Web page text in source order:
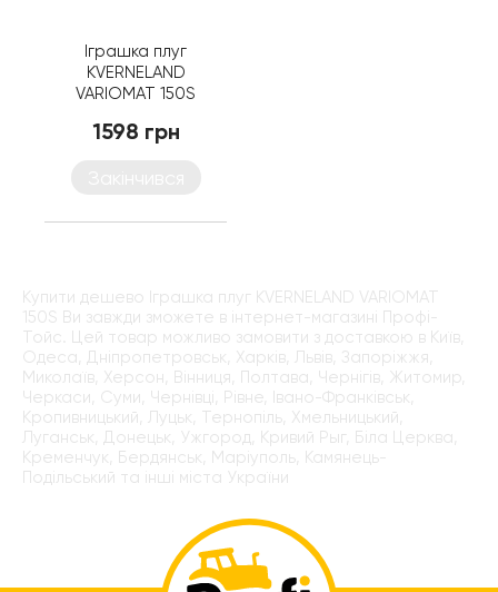
Іграшка плуг
KVERNELAND
VARIOMAT 150S
1598 грн
Купити дешево Іграшка плуг KVERNELAND VARIOMAT
150S Ви завжди зможете в інтернет-магазині Профі-
Тойс. Цей товар можливо замовити з доставкою в Київ,
Одеса, Дніпропетровськ, Харків, Львів, Запоріжжя,
Миколаїв, Херсон, Вінниця, Полтава, Чернігів, Житомир,
Черкаси, Суми, Чернівці, Рівне, Івано-Франківськ,
Кропивницький, Луцьк, Тернопіль, Хмельницький,
Луганськ, Донецьк, Ужгород, Кривий Рыг, Біла Церква,
Кременчук, Бердянськ, Маріуполь, Камянець-
Подільський та інші міста України